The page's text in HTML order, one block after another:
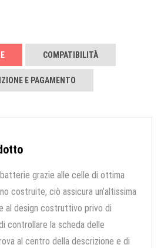
COMPATIBILITÀ
E PAGAMENTO
grazie alle celle di ottima
costruite, ciò assicura un’altissima
al design costruttivo privo di
controllare la scheda delle
al centro della descrizione e di